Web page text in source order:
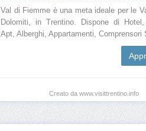
Val di Fiemme è una meta ideale per le
Dolomiti, in Trentino. Dispone di Hotel,
Apt, Alberghi, Appartamenti, Comprensori
Creato da www.visittrentino.info